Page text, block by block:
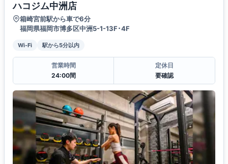
ハコジム中洲店
箱崎宮前駅から車で6分
福岡県福岡市博多区中洲5-1-13F･4F
Wi-Fi 駅から5分以内
営業時間
24:00間
定休日
要確認